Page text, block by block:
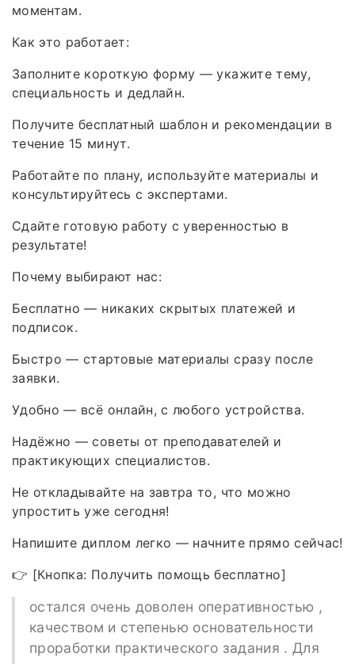
моментам.
Как это работает:
Заполните короткую форму — укажите тему,
специальность и дедлайн.
Получите бесплатный шаблон и рекомендации в
течение 15 минут.
Работайте по плану, используйте материалы и
консультируйтесь с экспертами.
Сдайте готовую работу с уверенностью в
результате!
Почему выбирают нас:
Бесплатно — никаких скрытых платежей и
подписок.
Быстро — стартовые материалы сразу после
заявки.
Удобно — всё онлайн, с любого устройства.
Надёжно — советы от преподавателей и
практикующих специалистов.
Не откладывайте на завтра то, что можно
упростить уже сегодня!
Напишите диплом легко — начните прямо сейчас!
👉 [Кнопка: Получить помощь бесплатно]
остался очень доволен оперативностью ,
качеством и степенью основательности
проработки практического задания . Для